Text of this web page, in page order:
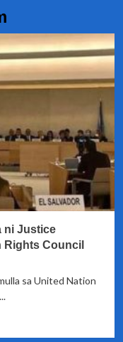
ni Justice
Rights Council
sa United Nation